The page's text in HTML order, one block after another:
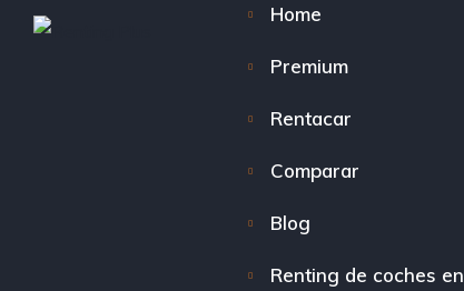
Home
Premium
Rentacar
Comparar
Blog
Renting de coches en